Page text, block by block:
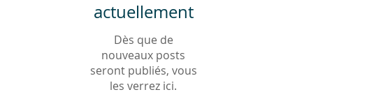
actuellement
Dès que de
nouveaux posts
seront publiés, vous
les verrez ici.